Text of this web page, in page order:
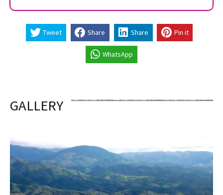
Tweet Share Share Pin it
WhatsApp
GALLERY